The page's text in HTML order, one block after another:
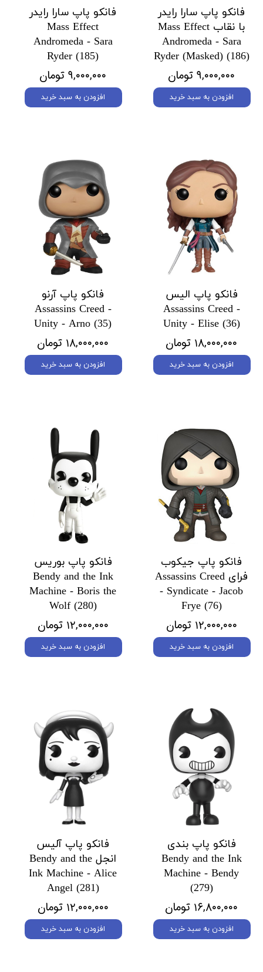
فانکو پاپ سارا رایدر
با نقاب Mass Effect
Andromeda - Sara
Ryder (Masked) (186)
۹,۰۰۰,۰۰۰ تومان
افزودن به سبد خرید
فانکو پاپ سارا رایدر
Mass Effect
Andromeda - Sara
Ryder (185)
۹,۰۰۰,۰۰۰ تومان
افزودن به سبد خرید
فانکو پاپ الیس
Assassins Creed -
Unity - Elise (36)
۱۸,۰۰۰,۰۰۰ تومان
افزودن به سبد خرید
فانکو پاپ آرنو
Assassins Creed -
Unity - Arno (35)
۱۸,۰۰۰,۰۰۰ تومان
افزودن به سبد خرید
فانکو پاپ جیکوب
فرای Assassins Creed
- Syndicate - Jacob
Frye (76)
۱۲,۰۰۰,۰۰۰ تومان
افزودن به سبد خرید
فانکو پاپ بوریس
Bendy and the Ink
Machine - Boris the
Wolf (280)
۱۲,۰۰۰,۰۰۰ تومان
افزودن به سبد خرید
فانکو پاپ بندی
Bendy and the Ink
Machine - Bendy
(279)
۱۶,۸۰۰,۰۰۰ تومان
افزودن به سبد خرید
فانکو پاپ آلیس
انجل Bendy and the
Ink Machine - Alice
Angel (281)
۱۲,۰۰۰,۰۰۰ تومان
افزودن به سبد خرید